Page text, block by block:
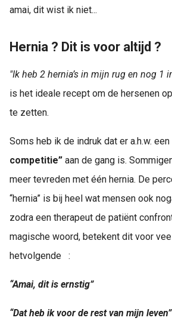
amai, dit wist ik niet...
Hernia ? Dit is voor altijd ?
"Ik heb 2 hernia’s in mijn rug en nog 1
is het ideale recept om de hersenen
te zetten.
Soms heb ik de indruk dat er a.h.w. een
competitie” aan de gang is.
meer tevreden met één hernia. De
“hernia” is bij heel wat mensen ook
zodra een therapeut de patiënt
magische woord, betekent dit voor
hetvolgende :
“Amai, dit is ernstig”
“Dat heb ik voor de rest van mijn leven”